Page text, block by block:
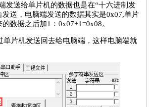
发送给单片机的数据也是在“十六进制发
发送，电脑端发送的数据其实是0x07,单片
数据之后加1：0x07+1=0x08。
单片机发送回去给电脑端，这样电脑端就